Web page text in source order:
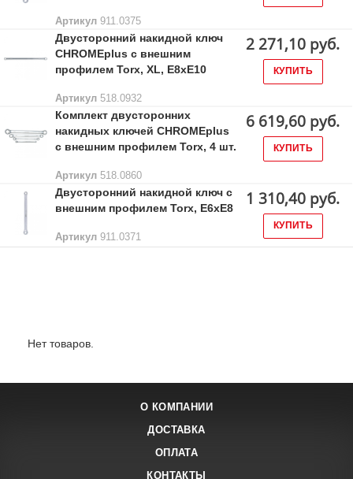
Артикул 911.0375
Двусторонний накидной ключ
CHROMEplus с внешним
профилем Torx, XL, E8xE10
Артикул 518.0932
2 271,10 руб.
КУПИТЬ
Комплект двусторонних
накидных ключей CHROMEplus
с внешним профилем Torx, 4 шт.
Артикул 518.0860
6 619,60 руб.
КУПИТЬ
Двусторонний накидной ключ с
внешним профилем Torx, E6xE8
Артикул 911.0371
1 310,40 руб.
КУПИТЬ
Нет товаров.
О КОМПАНИИ
ДОСТАВКА
ОПЛАТА
КОНТАКТЫ